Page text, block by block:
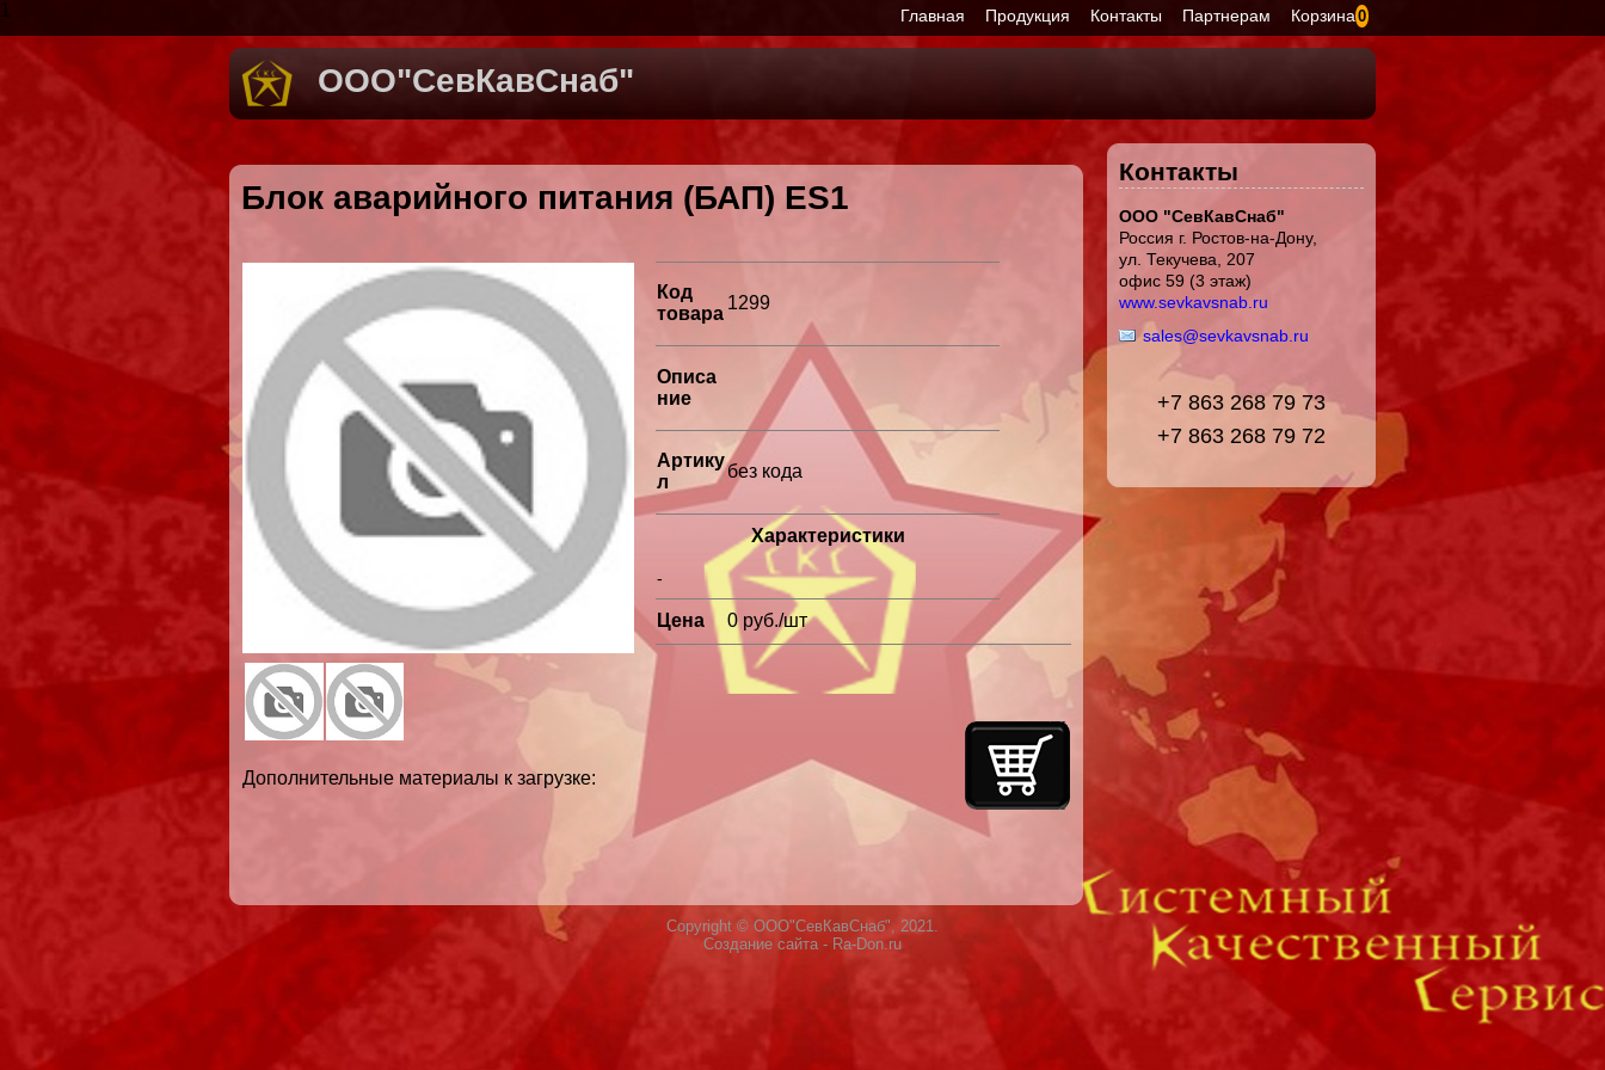
1 Главная Продукция Контакты Партнерам Корзина 0
ООО"СевКавСнаб"
Блок аварийного питания (БАП) ES1
Дополнительные материалы к загрузке:
Код
товара
1299
Описа
ние
Артику
л
без кода
Характеристики
-
Цена 0 руб./шт
Контакты
ООО "СевКавСнаб"
Россия г. Ростов-на-Дону,
ул. Текучева, 207
офис 59 (3 этаж)
www.sevkavsnab.ru
sales@sevkavsnab.ru
+7 863 268 79 73
+7 863 268 79 72
Copyright © ООО"СевКавСнаб", 2021.
Создание сайта - Ra-Don.ru